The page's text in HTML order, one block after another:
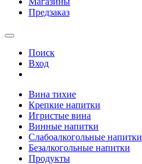
Предзаказ
Поиск
Вход
Вина тихие
Крепкие напитки
Игристые вина
Винные напитки
Слабоалкогольные напитки
Безалкогольные напитки
Продукты